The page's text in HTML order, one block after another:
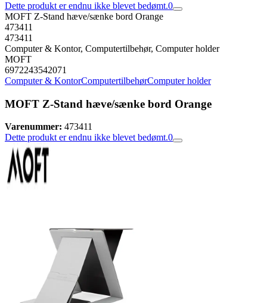
Dette produkt er endnu ikke blevet bedømt.0
MOFT Z-Stand hæve/sænke bord Orange
473411
473411
Computer & Kontor, Computertilbehør, Computer holder
MOFT
6972243542071
Computer & KontorComputertilbehørComputer holder
MOFT Z-Stand hæve/sænke bord Orange
Varenummer: 473411
Dette produkt er endnu ikke blevet bedømt.0